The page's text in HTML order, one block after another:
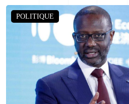
POLITIQUE